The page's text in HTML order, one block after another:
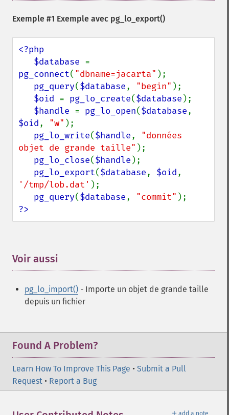
Exemple #1 Exemple avec pg_lo_export()
<?php
   $database
pg_connect( "dbname=jacarta" );
pg_query($database, "begin" );
$oid = pg_lo_create($database );
$handle = pg_lo_open($database
$oid, "w" );
pg_lo_write($handle, "données
objet de grande taille" );
pg_lo_close($handle );
pg_lo_export($database, $oid
'/tmp/lob.dat' );
pg_query($database, "commit"
?>
Voir aussi
pg_lo_import() - Importe un objet de grande taille
depuis un fichier
Found A Problem?
Learn How To Improve This Page • Submit a Pull
Request • Report a Bug
＋ add a note